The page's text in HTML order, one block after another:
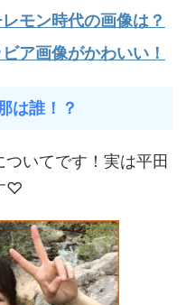
モン時代の画像は？
ア画像がかわいい！
は誰！？
ついてです！実は平田
♡